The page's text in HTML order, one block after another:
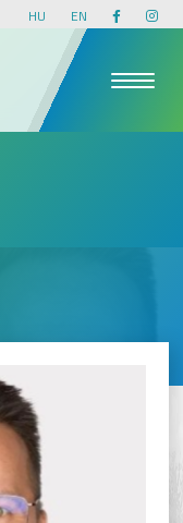
HU EN